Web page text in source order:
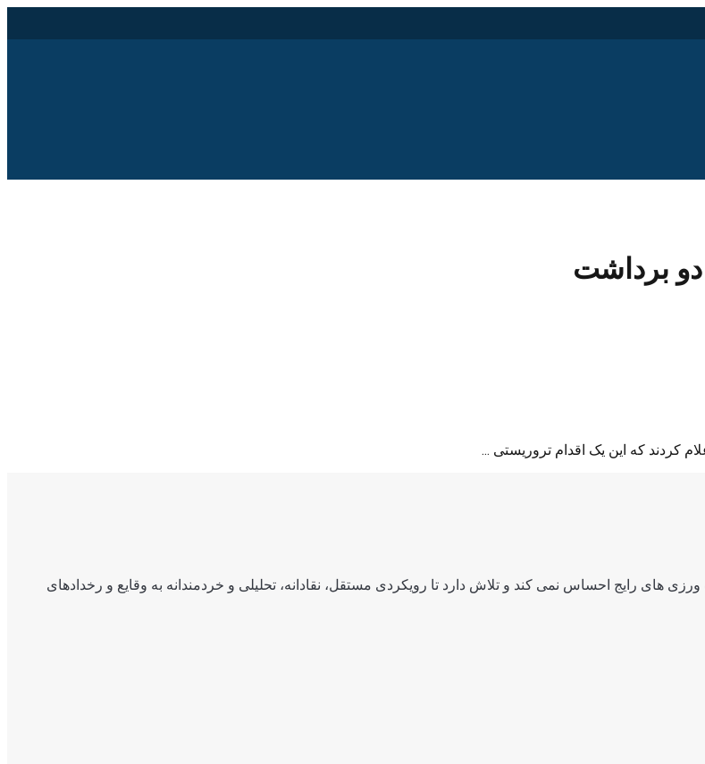
برداشت
کردند که این یک اقدام تروریستی ...
های رایج احساس نمی کند و تلاش دارد تا رویکردی مستقل، نقادانه، تحلیلی و خردمندانه به وقایع و رخدادهای